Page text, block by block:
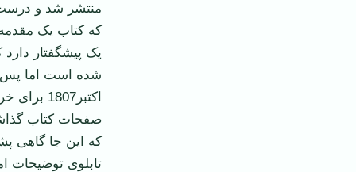
منتشر شد و
شده است اما پس
صفحات کتاب
که این جا گاهی
تابلوی توضیحات